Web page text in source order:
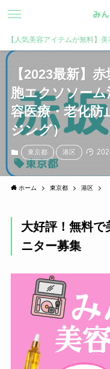
【人気美容アイテムが無料】
【2023最新】
胞エクソソー
容医療・老化防
ジング）
東京都 港区
ホーム 東京都 港区
大好評！無料で
ニター募集